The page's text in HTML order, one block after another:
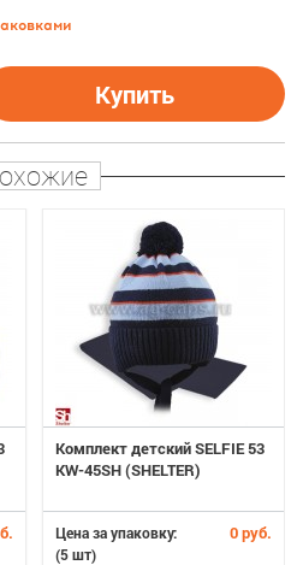
Купить
Комплект детский SELFIE 53
KW-45SH (SHELTER)
Цена за упаковку: 0 руб.
(5 шт)